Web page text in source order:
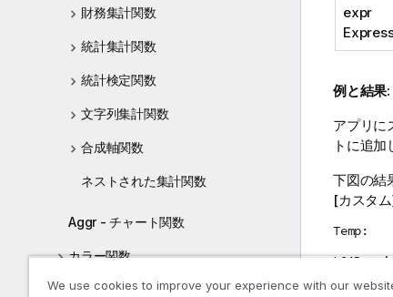
財務集計関数
統計集計関数
統計検定関数
文字列集計関数
合成軸関数
ネストされた集計関数
Aggr - チャート関数
カラー関数
条件分岐関数
expr
例と結果:
アプリに
トに追加
下図の結
[カスタ
Temp:
LOAD *
We use cookies to improve your experience with our